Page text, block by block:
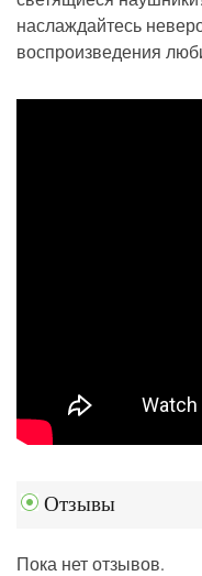
наслаждайтесь
воспроизведения
Отзывы
Пока нет отзывов.